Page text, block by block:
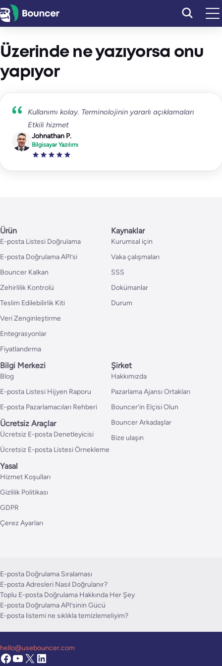
İçeriğe
geç
Üzerinde ne yazıyorsa onu
yapıyor
Kullanımı kolay. Terminolojinin yararlı açıklamaları
Etkili hizmet
Johnathan P.
Bilgisayar Yazılımı
Ürün
E-posta Listesi Doğrulama
E-posta Doğrulama API’si
Bouncer Kalkan
Zehirlilik Kontrolü
Teslim Edilebilirlik Kiti
Veri Zenginleştirme
Entegrasyonlar
Fiyatlandırma
Kaynaklar
Kurumsal için
Vaka çalışmaları
SSS
Dokümanlar
Durum
Bilgi Merkezi
Blog
E-posta Listesi Hijyen Raporu
E-posta Pazarlamacıları Rehberi
Ücretsiz Araçlar
Ücretsiz E-posta Denetleyicisi
Ücretsiz E-posta Listesi Örnekleme
Şirket
Hakkımızda
Pazarlama Ajansı Ortakları
Bouncer’in Elçisi Olun
Bouncer Arkadaşlar
Bize ulaşın
Yasal
Hizmet Koşulları
Gizlilik Politikası
GDPR
Çerez Ayarları
E-posta Doğrulama Sıralaması
E-posta Adresleri Nasıl Doğrulanır?
Toplu E-posta Doğrulama Hakkında Her Şey
E-posta Doğrulama API’sinin Gücü
E-posta listemi ne sıklıkla temizlemeliyim?
hello@usebouncer.com